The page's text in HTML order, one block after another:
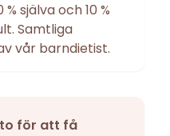
själva och 10 %
Samtliga
vår barndietist.
för att få